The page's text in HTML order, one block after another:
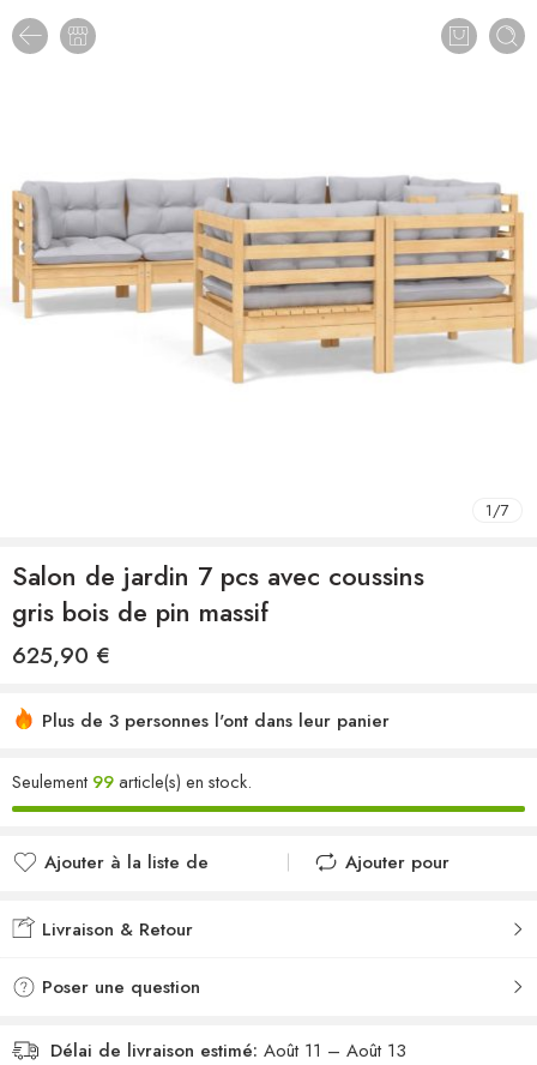
1/7
Salon de jardin 7 pcs avec coussins
gris bois de pin massif
625,90 €
Plus de 3 personnes l'ont dans leur panier
Seulement 99article(s) en stock.
Ajouter à la liste de
Ajouté à la liste de
Ajouter pour
Livraison & Retour
Poser une question
Délai de livraison estimé: Août 11 – Août 13